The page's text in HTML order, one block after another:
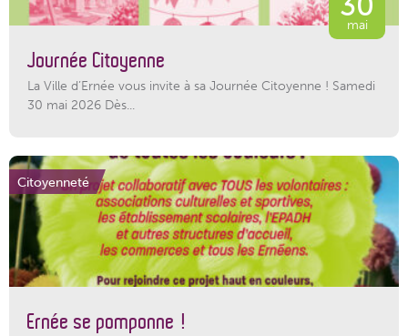
mai
Journée Citoyenne
La Ville d’Ernée vous invite à sa Journée Citoyenne ! Samedi
30 mai 2026 Dès...
Citoyenneté
Ernée se pomponne !